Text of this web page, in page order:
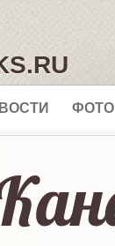
ФОТО